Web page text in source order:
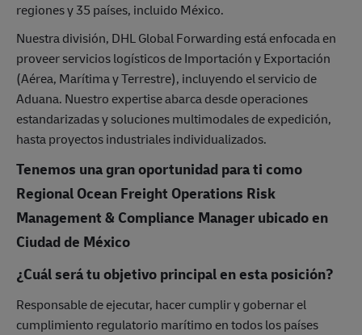
regiones y 35 países, incluido México.
Nuestra división, DHL Global Forwarding está enfocada en
proveer servicios logísticos de Importación y Exportación
(Aérea, Marítima y Terrestre), incluyendo el servicio de
Aduana. Nuestro expertise abarca desde operaciones
estandarizadas y soluciones multimodales de expedición,
hasta proyectos industriales individualizados.
Tenemos una gran oportunidad para ti como
Regional Ocean Freight Operations Risk
Management & Compliance Manager ubicado en
Ciudad de México
¿Cuál será tu objetivo principal en esta posición?
Responsable de ejecutar, hacer cumplir y gobernar el
cumplimiento regulatorio marítimo en todos los países